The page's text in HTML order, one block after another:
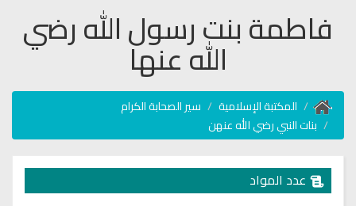
فاطمة بنت رسول الله رضي
الله عنها
المكتبة الإسلامية
سير الصحابة الكرام
بنات النبي رضي الله عنهن
عدد المواد